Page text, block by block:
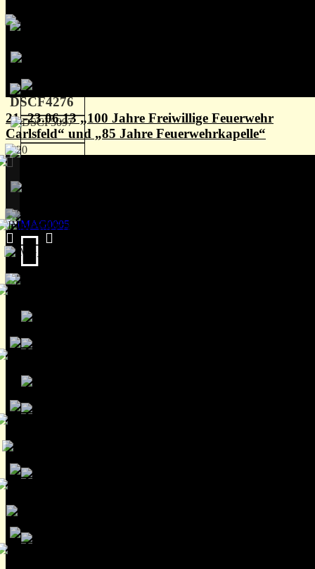
21.-23.06.13 „100 Jahre Freiwillige Feuerwehr
Carlsfeld“ und „85 Jahre Feuerwehrkapelle“